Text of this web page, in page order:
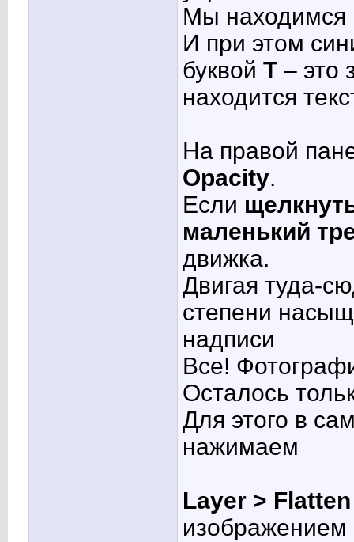
Мы находимся
И при этом
буквой Т – это
находится
На правой
Opacity.
Если
маленький
движка.
Двигая туда-
степени
надписи
Все!
Осталось
Для этого в
нажимаем
Layer >
изображением